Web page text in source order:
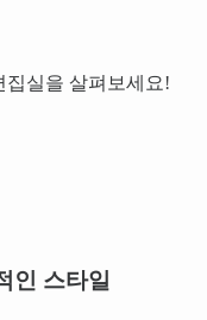
집실을 살펴보세요!
인 스타일